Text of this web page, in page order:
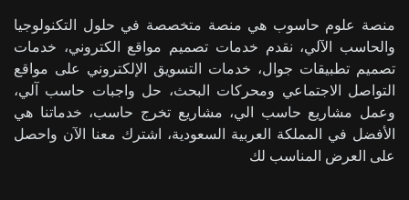
منصة علوم حاسوب هي منصة متخصصة في حلول التكنولوجيا
والحاسب الآلي، نقدم خدمات تصميم مواقع الكتروني، خدمات
تصميم تطبيقات جوال، خدمات التسويق الإلكتروني على مواقع
التواصل الاجتماعي ومحركات البحث، حل واجبات حاسب آلي،
وعمل مشاريع حاسب الي، مشاريع تخرج حاسب، خدماتنا هي
الأفضل في المملكة العربية السعودية، اشترك معنا الآن واحصل
على العرض المناسب لك